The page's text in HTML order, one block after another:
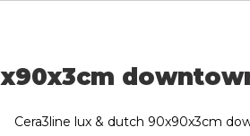
Cera3line lux & dutch 90x90x3cm